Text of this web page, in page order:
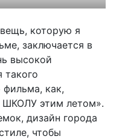
которую я
заключается в
высокой
такого
фильма, как,
этим летом».
дизайн города
чтобы